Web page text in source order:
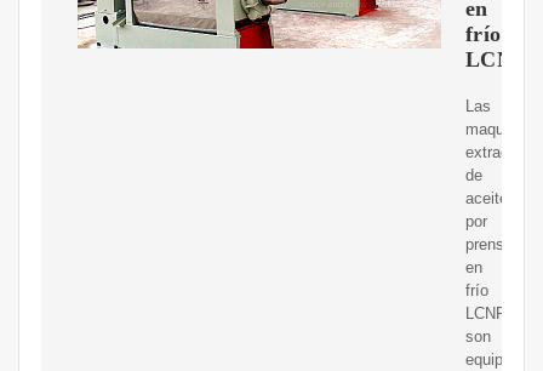
en
frío
Las
maquinas
extractoras
de
aceite
por
prensado
en
frío
LCNF4000
son
equipos